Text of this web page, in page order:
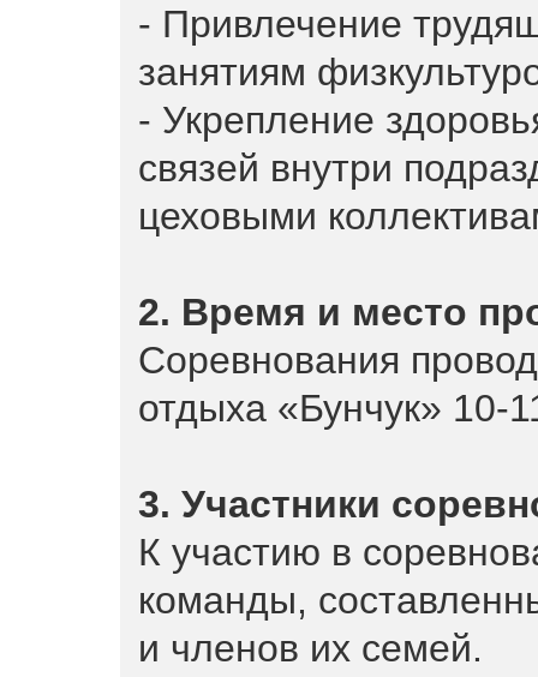
- Привлечение
занятиям
- Укрепление
связей внутри
цеховыми
2. Время и место
Соревнования
отдыха «Бунчук» 10-
3. Участники
К участию в
команды,
и членов их семей.